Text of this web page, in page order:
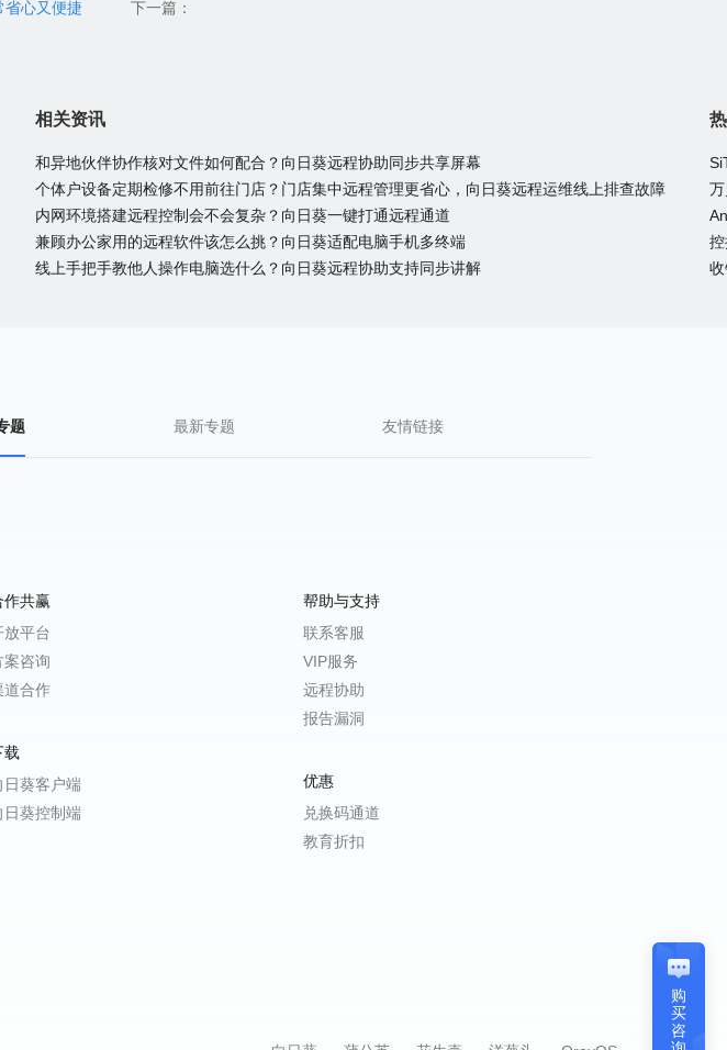
省心又便捷 下一篇：
相关资讯
和异地伙伴协作核对文件如何配合？向日葵远程协助同步共享屏幕
个体户设备定期检修不用前往门店？门店集中远程管理更省心，向日葵远程运维线上排查故障
内网环境搭建远程控制会不会复杂？向日葵一键打通远程通道
兼顾办公家用的远程软件该怎么挑？向日葵适配电脑手机多终端
线上手把手教他人操作电脑选什么？向日葵远程协助支持同步讲解
题 最新专题 友情链接
作共赢
放平台
案咨询
道合作
载
日葵客户端
日葵控制端
帮助与支持
联系客服
VIP服务
远程协助
报告漏洞
优惠
兑换码通道
教育折扣
购
买
咨